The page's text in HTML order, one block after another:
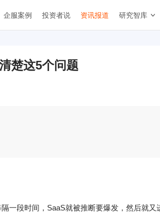
企服案例 投资者说 资讯报道 研究智库
楚这5个问题
一段时间，SaaS就被推断要爆发，然后就又